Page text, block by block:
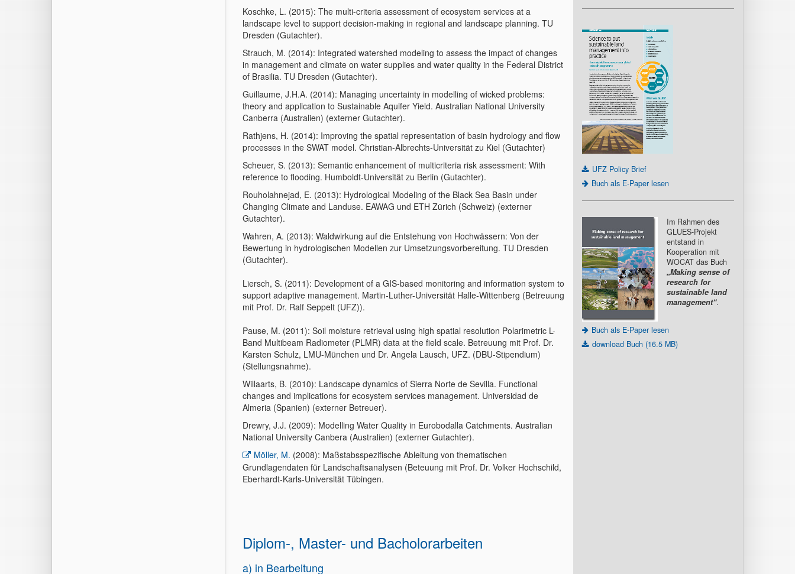
Koschke, L. (2015): The multi-criteria assessment of ecosystem services at a
landscape level to support decision-making in regional and landscape planning. TU
Dresden (Gutachter).
Strauch, M. (2014): Integrated watershed modeling to assess the impact of changes
in management and climate on water supplies and water quality in the Federal District
of Brasilia. TU Dresden (Gutachter).
Guillaume, J.H.A. (2014): Managing uncertainty in modelling of wicked problems:
theory and application to Sustainable Aquifer Yield. Australian National University
Canberra (Australien) (externer Gutachter).
Rathjens, H. (2014): Improving the spatial representation of basin hydrology and flow
processes in the SWAT model. Christian-Albrechts-Universität zu Kiel (Gutachter)
Scheuer, S. (2013): Semantic enhancement of multicriteria risk assessment: With
reference to flooding. Humboldt-Universität zu Berlin (Gutachter).
Rouholahnejad, E. (2013): Hydrological Modeling of the Black Sea Basin under
Changing Climate and Landuse. EAWAG und ETH Zürich (Schweiz) (externer
Gutachter).
Wahren, A. (2013): Waldwirkung auf die Entstehung von Hochwässern: Von der
Bewertung in hydrologischen Modellen zur Umsetzungsvorbereitung. TU Dresden
(Gutachter).
Liersch, S. (2011): Development of a GIS-based monitoring and information system to
support adaptive management. Martin-Luther-Universität Halle-Wittenberg (Betreuung
mit Prof. Dr. Ralf Seppelt (UFZ)).
Pause, M. (2011): Soil moisture retrieval using high spatial resolution Polarimetric L-
Band Multibeam Radiometer (PLMR) data at the field scale. Betreuung mit Prof. Dr.
Karsten Schulz, LMU-München und Dr. Angela Lausch, UFZ. (DBU-Stipendium)
(Stellungsnahme).
Willaarts, B. (2010): Landscape dynamics of Sierra Norte de Sevilla. Functional
changes and implications for ecosystem services management. Universidad de
Almeria (Spanien) (externer Betreuer).
Drewry, J.J. (2009): Modelling Water Quality in Eurobodalla Catchments. Australian
National University Canbera (Australien) (externer Gutachter).
Möller, M. (2008): Maßstabsspezifische Ableitung von thematischen
Grundlagendaten für Landschaftsanalysen (Beteuung mit Prof. Dr. Volker Hochschild,
Eberhardt-Karls-Universität Tübingen.
Diplom-, Master- und Bacholorarbeiten
a) in Bearbeitung
UFZ Policy Brief
Buch als E-Paper lesen
Im Rahmen des
GLUES-Projekt
entstand in
Kooperation mit
WOCAT das Buch
„Making sense of
research for
sustainable land
management“.
Buch als E-Paper lesen
download Buch (16.5 MB)